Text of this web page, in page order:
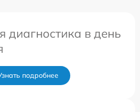
диагностика в день
подробнее